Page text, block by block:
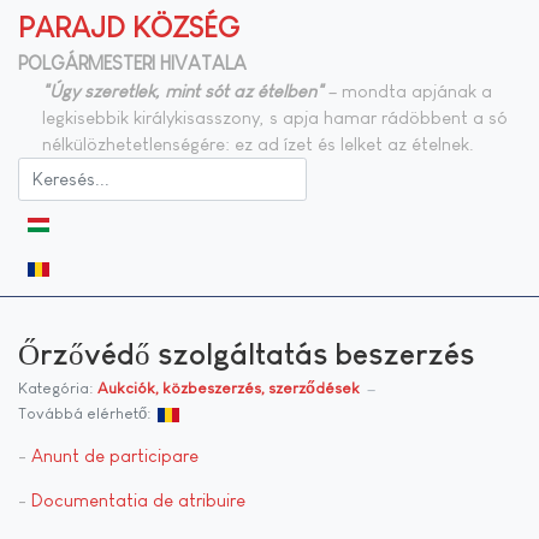
PARAJD KÖZSÉG
POLGÁRMESTERI HIVATALA
"Úgy szeretlek, mint sót az ételben"– mondta apjának a
legkisebbik királykisasszony, s apja hamar rádöbbent a só
nélkülözhetetlenségére: ez ad ízet és lelket az ételnek.
Őrzővédő szolgáltatás beszerzés
Kategória: Aukciók, közbeszerzés, szerződések
Továbbá elérhető:
- Anunt de participare
- Documentatia de atribuire